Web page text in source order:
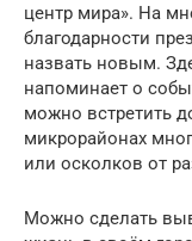
центр мира». На
благодарности
назвать новым.
напоминает о
можно встретить
микрорайонах
или осколков от
Можно сделать